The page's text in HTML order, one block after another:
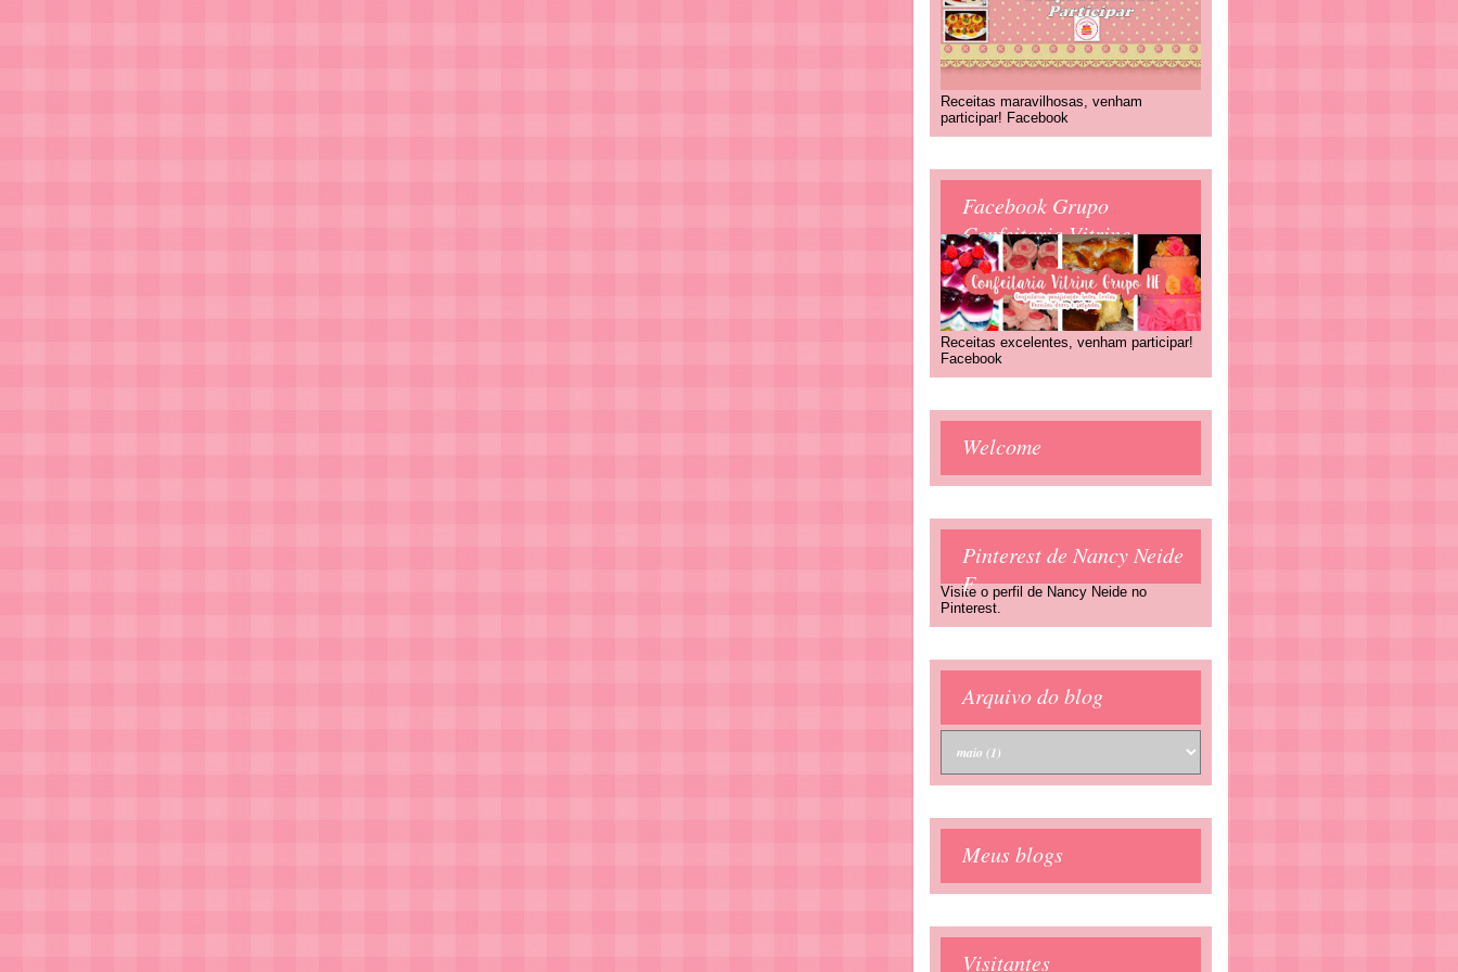
Receitas maravilhosas, venham
participar! Facebook
Facebook Grupo
Confeitaria Vitrine
Receitas excelentes, venham participar!
Facebook
Welcome
Pinterest de Nancy Neide
F
Visite o perfil de Nancy Neide no
Pinterest.
Arquivo do blog
Meus blogs
Visitantes